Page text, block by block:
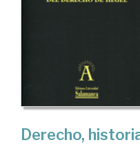
Derecho,